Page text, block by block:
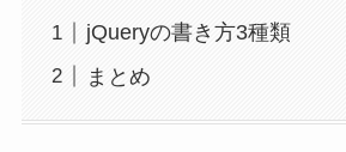
jQueryの書き方3種類
まとめ